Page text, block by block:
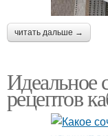
читать дальше →
Идеальное
рецептов